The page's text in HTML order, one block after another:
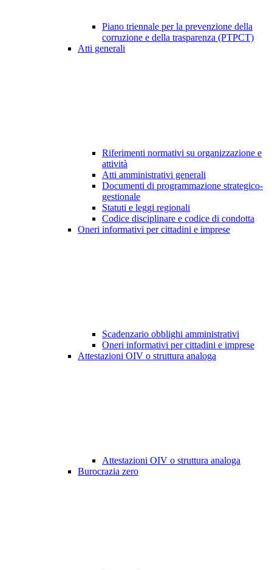
Piano triennale per la prevenzione della
corruzione e della trasparenza (PTPCT)
Atti generali
Riferimenti normativi su organizzazione e
attività
Atti amministrativi generali
Documenti di programmazione strategico-
gestionale
Statuti e leggi regionali
Codice disciplinare e codice di condotta
Oneri informativi per cittadini e imprese
Scadenzario obblighi amministrativi
Oneri informativi per cittadini e imprese
Attestazioni OIV o struttura analoga
Attestazioni OIV o struttura analoga
Burocrazia zero